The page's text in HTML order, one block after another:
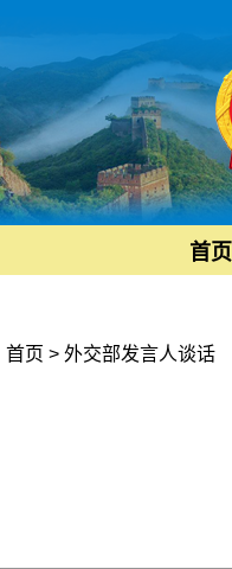
首页
首页 > 外交部发言人谈话